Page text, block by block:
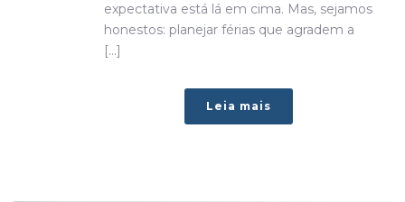
expectativa está lá em cima. Mas, sejamos
honestos: planejar férias que agradem a
[...]
Leia mais